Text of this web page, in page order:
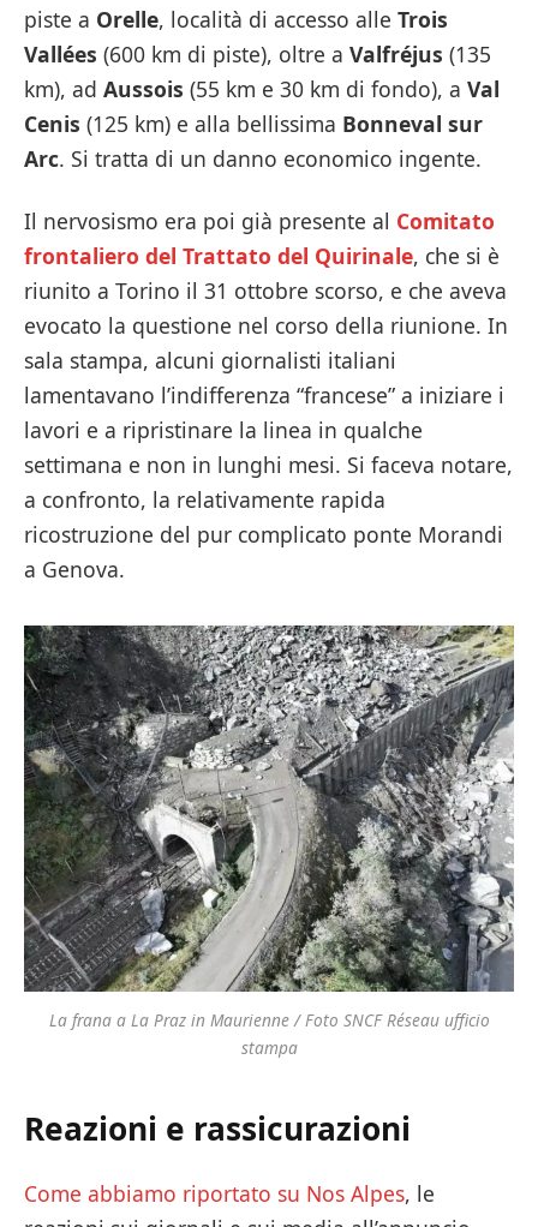
piste a Orelle, località di accesso alle Trois
Vallées (600 km di piste), oltre a Valfréjus (135
km), ad Aussois (55 km e 30 km di fondo), a Val
Cenis (125 km) e alla bellissima Bonneval sur
Arc. Si tratta di un danno economico ingente.
Il nervosismo era poi già presente al Comitato
frontaliero del Trattato del Quirinale, che si è
riunito a Torino il 31 ottobre scorso, e che aveva
evocato la questione nel corso della riunione. In
sala stampa, alcuni giornalisti italiani
lamentavano l’indifferenza “francese” a iniziare i
lavori e a ripristinare la linea in qualche
settimana e non in lunghi mesi. Si faceva notare,
a confronto, la relativamente rapida
ricostruzione del pur complicato ponte Morandi
a Genova.
La frana a La Praz in Maurienne / Foto SNCF Réseau ufficio
stampa
Reazioni e rassicurazioni
Come abbiamo riportato su Nos Alpes, le